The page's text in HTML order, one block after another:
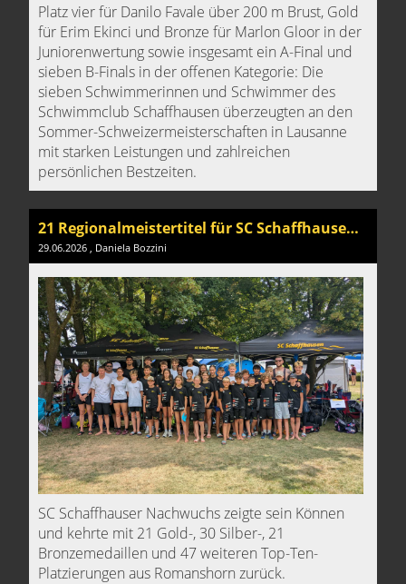
Platz vier für Danilo Favale über 200 m Brust, Gold
für Erim Ekinci und Bronze für Marlon Gloor in der
Juniorenwertung sowie insgesamt ein A-Final und
sieben B-Finals in der offenen Kategorie: Die
sieben Schwimmerinnen und Schwimmer des
Schwimmclub Schaffhausen überzeugten an den
Sommer-Schweizermeisterschaften in Lausanne
mit starken Leistungen und zahlreichen
persönlichen Bestzeiten.
21 Regionalmeistertitel für SC Schaffhausen Nachwuchs
29.06.2026 , Daniela Bozzini
SC Schaffhauser Nachwuchs zeigte sein Können
und kehrte mit 21 Gold-, 30 Silber-, 21
Bronzemedaillen und 47 weiteren Top-Ten-
Platzierungen aus Romanshorn zurück.